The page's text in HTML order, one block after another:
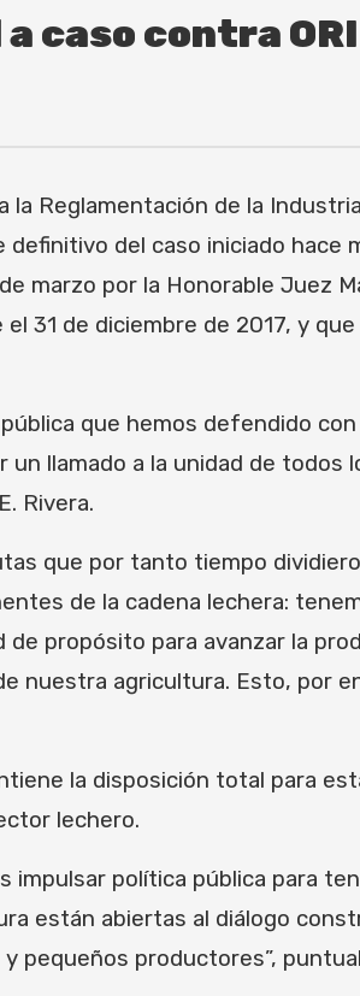
caso contra
Reglamentación de la
del caso iniciado hace
marzo por la Honorable Juez
31 de diciembre de 2017, y
que hemos defendido
llamado a la unidad de
Rivera.
que por tanto tiempo
de la cadena lechera:
propósito para avanzar la
nuestra agricultura. Esto, por
la disposición total para
lechero.
impulsar política pública para
están abiertas al diálogo
pequeños productores”,